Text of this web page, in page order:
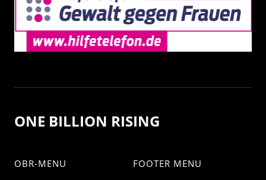
ONE BILLION RISING
OBR-MENU FOOTER MENU